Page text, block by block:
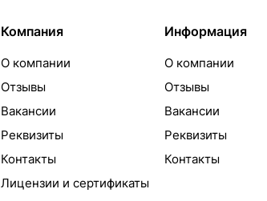
Компания
О компании
Отзывы
Вакансии
Реквизиты
Контакты
Лицензии и сертификаты
Информация
О компании
Отзывы
Вакансии
Реквизиты
Контакты